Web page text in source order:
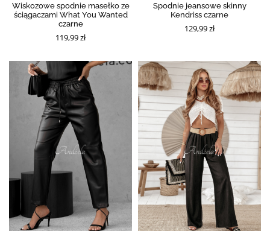
Wiskozowe spodnie masełko ze
ściągaczami What You Wanted
czarne
119,99 zł
Spodnie jeansowe skinny
Kendriss czarne
129,99 zł